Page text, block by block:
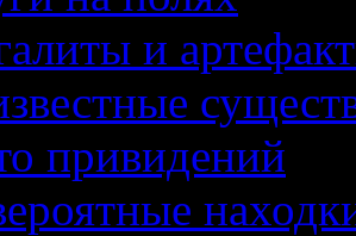
и
привидений